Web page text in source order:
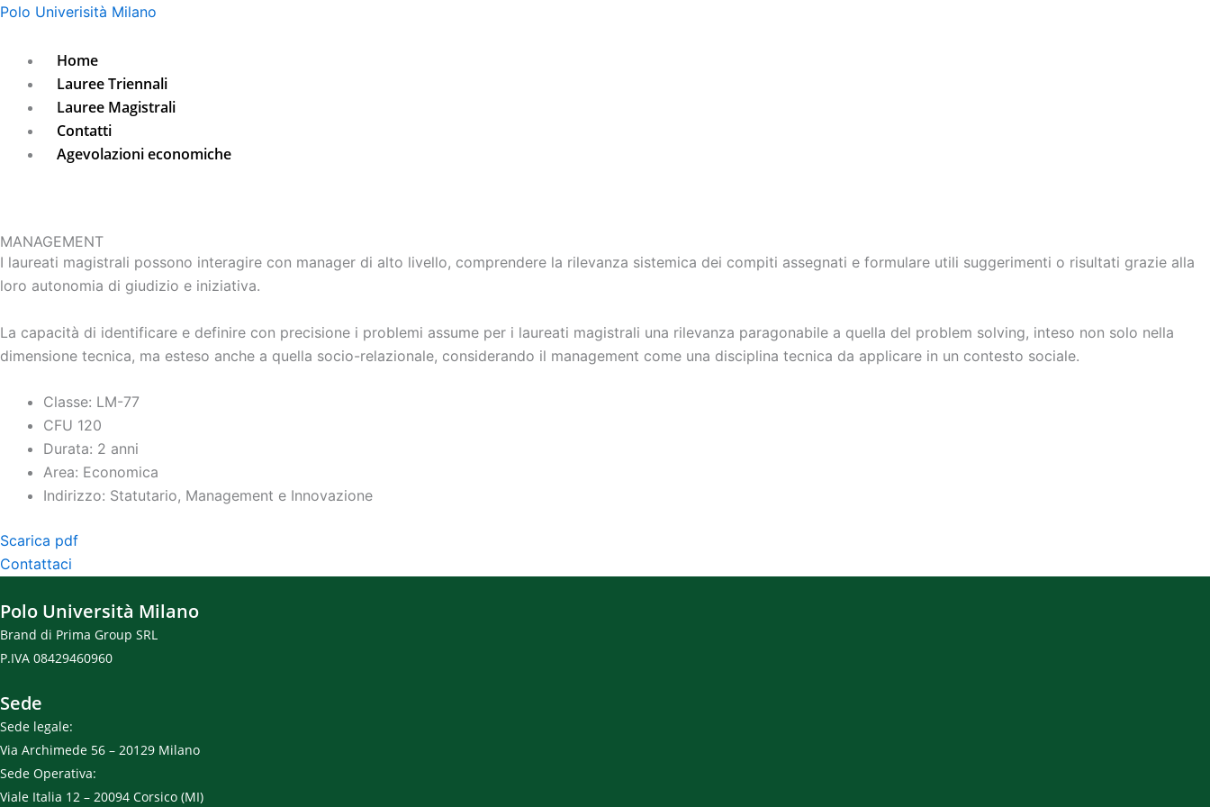
Vai
contenuto
Polo Univerisità Milano
Menu
Home
Lauree Triennali
Lauree Magistrali
Contatti
Agevolazioni economiche
MANAGEMENT
I laureati magistrali possono interagire con manager di alto livello, comprendere la rilevanza sistemica dei compiti assegnati e formulare utili suggerimenti o risultati grazie alla
loro autonomia di giudizio e iniziativa.
La capacità di identificare e definire con precisione i problemi assume per i laureati magistrali una rilevanza paragonabile a quella del problem solving, inteso non solo nella
dimensione tecnica, ma esteso anche a quella socio-relazionale, considerando il management come una disciplina tecnica da applicare in un contesto sociale.
Classe: LM-77
CFU 120
Durata: 2 anni
Area: Economica
Indirizzo: Statutario, Management e Innovazione
Scarica pdf
Contattaci
Polo Università Milano
Brand di Prima Group SRL
P.IVA 08429460960
Sede
Sede legale:
Via Archimede 56 – 20129 Milano
Sede Operativa:
Viale Italia 12 – 20094 Corsico (MI)